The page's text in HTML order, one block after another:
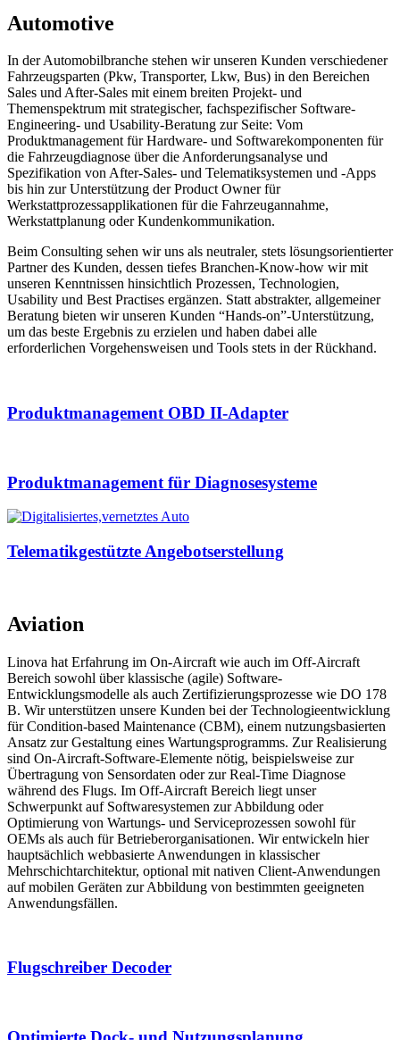
Automotive
In der Automobilbranche stehen wir unseren Kunden verschiedener
Fahrzeugsparten (Pkw, Transporter, Lkw, Bus) in den Bereichen
Sales und After-Sales mit einem breiten Projekt- und
Themenspektrum mit strategischer, fachspezifischer Software-
Engineering- und Usability-Beratung zur Seite: Vom
Produktmanagement für Hardware- und Softwarekomponenten für
die Fahrzeugdiagnose über die Anforderungsanalyse und
Spezifikation von After-Sales- und Telematiksystemen und -Apps
bis hin zur Unterstützung der Product Owner für
Werkstattprozessapplikationen für die Fahrzeugannahme,
Werkstattplanung oder Kundenkommunikation.
Beim Consulting sehen wir uns als neutraler, stets lösungsorientierter
Partner des Kunden, dessen tiefes Branchen-Know-how wir mit
unseren Kenntnissen hinsichtlich Prozessen, Technologien,
Usability und Best Practises ergänzen. Statt abstrakter, allgemeiner
Beratung bieten wir unseren Kunden “Hands-on”-Unterstützung,
um das beste Ergebnis zu erzielen und haben dabei alle
erforderlichen Vorgehensweisen und Tools stets in der Rückhand.
Produktmanagement OBD II-Adapter
Produktmanagement für Diagnosesysteme
Telematikgestützte Angebotserstellung
Aviation
Linova hat Erfahrung im On-Aircraft wie auch im Off-Aircraft
Bereich sowohl über klassische (agile) Software-
Entwicklungsmodelle als auch Zertifizierungsprozesse wie DO 178
B. Wir unterstützen unsere Kunden bei der Technologieentwicklung
für Condition-based Maintenance (CBM), einem nutzungsbasierten
Ansatz zur Gestaltung eines Wartungsprogramms. Zur Realisierung
sind On-Aircraft-Software-Elemente nötig, beispielsweise zur
Übertragung von Sensordaten oder zur Real-Time Diagnose
während des Flugs. Im Off-Aircraft Bereich liegt unser
Schwerpunkt auf Softwaresystemen zur Abbildung oder
Optimierung von Wartungs- und Serviceprozessen sowohl für
OEMs als auch für Betrieberorganisationen. Wir entwickeln hier
hauptsächlich webbasierte Anwendungen in klassischer
Mehrschichtarchitektur, optional mit nativen Client-Anwendungen
auf mobilen Geräten zur Abbildung von bestimmten geeigneten
Anwendungsfällen.
Flugschreiber Decoder